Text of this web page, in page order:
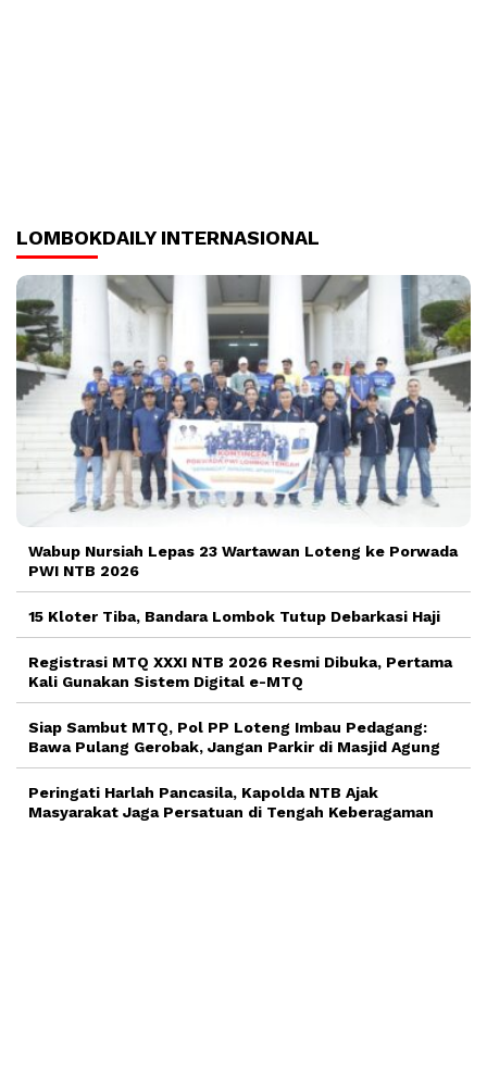
LOMBOKDAILY INTERNASIONAL
Wabup Nursiah Lepas 23 Wartawan Loteng ke Porwada
PWI NTB 2026
15 Kloter Tiba, Bandara Lombok Tutup Debarkasi Haji
Registrasi MTQ XXXI NTB 2026 Resmi Dibuka, Pertama
Kali Gunakan Sistem Digital e-MTQ
Siap Sambut MTQ, Pol PP Loteng Imbau Pedagang:
Bawa Pulang Gerobak, Jangan Parkir di Masjid Agung
Peringati Harlah Pancasila, Kapolda NTB Ajak
Masyarakat Jaga Persatuan di Tengah Keberagaman